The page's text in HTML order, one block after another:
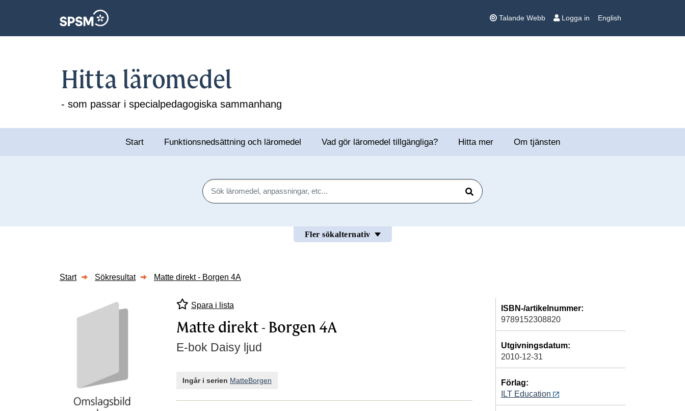
Talande Webb Logga in English
Hitta läromedel
- som passar i specialpedagogiska sammanhang
Start Funktionsnedsättning och läromedel Vad gör läromedel tillgängliga? Hitta mer Om tjänsten
Sök
Sök
Fler sökalternativ
Start Sökresultat Matte direkt - Borgen 4A
Spara i lista
Matte direkt - Borgen 4A
E-bok Daisy ljud
Ingår i serien MatteBorgen
ISBN-/artikelnummer:
9789152308820
Utgivningsdatum:
2010-12-31
Förlag:
ILT Education